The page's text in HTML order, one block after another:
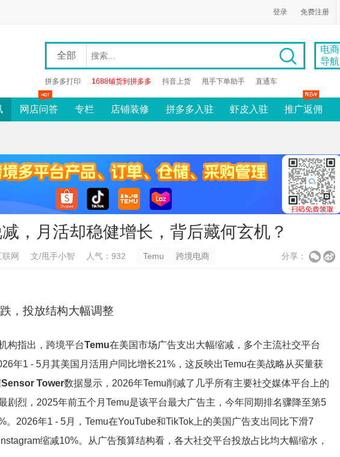
登录 免费注册
全部
拼多多打印 1688铺货到拼多多 抖音上货 甩手下单助手 直通车
电商
导航
网店问答 专栏 店铺装修 拼多多入驻 虾皮入驻 推广返佣
，月活却稳健增长，背后藏何玄机？
联网 文/甩手小智 人气：932 Temu 跨境电商 分享：
，投放结构大幅调整
构指出，跨境平台Temu在美国市场广告支出大幅缩减，多个主流社交平台
年1 - 5月其美国月活用户同比增长21%，这反映出Temu在美战略从买量获
Sensor Tower数据显示，2026年Temu削减了几乎所有主要社交媒体平台上的
剧烈，2025年前五个月Temu是该平台最大广告主，今年同期排名骤降至第5
。2026年1 - 5月，Temu在YouTube和TikTok上的美国广告支出同比下滑7
缩减10%。从广告预算结构看，各大社交平台投放占比均大幅缩水，